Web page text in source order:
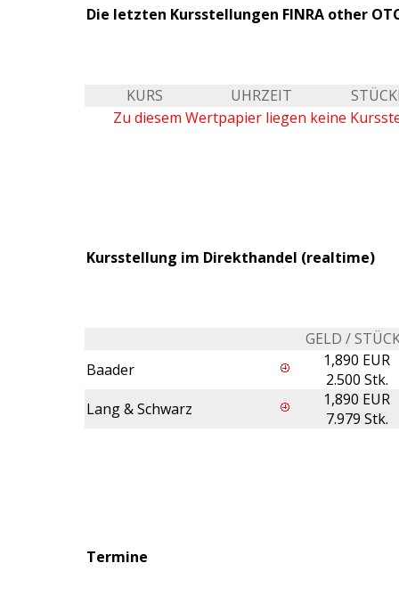
Die letzten Kursstellungen FINRA other
KURS UHRZEIT
Zu diesem Wertpapier liegen keine
Kursstellung im Direkthandel (realtime)
GELD /
Baader
1,890 EUR
2.500 Stk.
Lang & Schwarz
1,890 EUR
7.979 Stk.
Termine